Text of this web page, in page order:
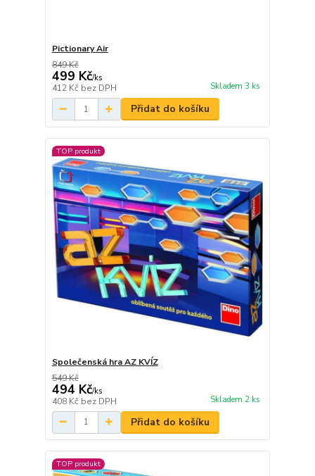
Pictionary Air
849 Kč
499 Kč/ks
412 Kč bez DPH Skladem 3 ks
Přidat do košíku
TOP produkt
Společenská hra AZ KVÍZ
549 Kč
494 Kč/ks
408 Kč bez DPH Skladem 2 ks
Přidat do košíku
TOP produkt